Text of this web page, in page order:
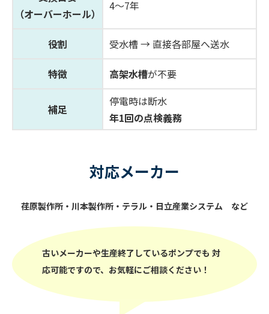
（オーバーホール）
4〜7年
役割 受水槽 → 直接各部屋へ送水
特徴 高架水槽が不要
補足
停電時は断水
年1回の点検義務
対応メーカー
荏原製作所・川本製作所・テラル・日立産業システム など
古いメーカーや生産終了しているポンプでも 対
応可能ですので、お気軽にご相談ください！